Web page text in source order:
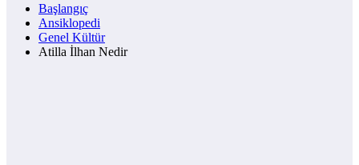
Başlangıç
Ansiklopedi
Genel Kültür
Atilla İlhan Nedir